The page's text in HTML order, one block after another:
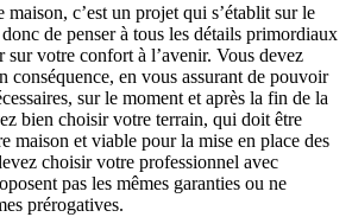
c’est un projet qui s’établit sur le
de penser à tous les détails primordiaux
sur votre confort à l’avenir. Vous devez
conséquence, en vous assurant de pouvoir
sur le moment et après la fin de la
bien choisir votre terrain, qui doit être
maison et viable pour la mise en place des
choisir votre professionnel avec
pas les mêmes garanties ou ne
prérogatives.